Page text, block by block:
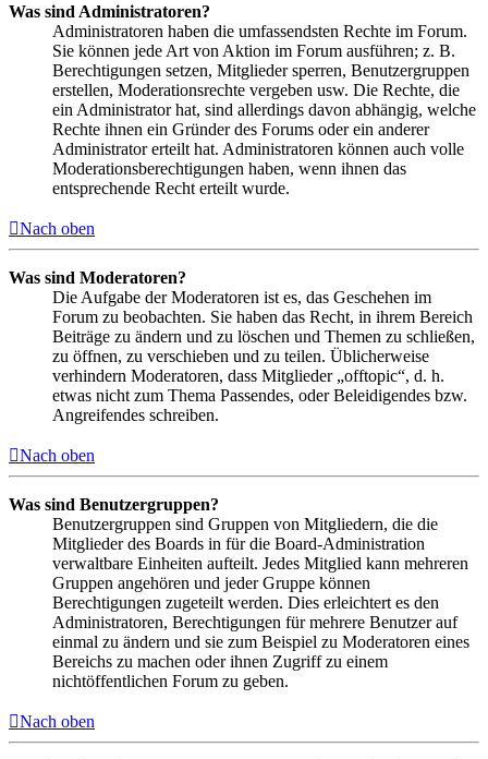
Was sind Administratoren?
Administratoren haben die umfassendsten Rechte im Forum.
Sie können jede Art von Aktion im Forum ausführen; z. B.
Berechtigungen setzen, Mitglieder sperren, Benutzergruppen
erstellen, Moderationsrechte vergeben usw. Die Rechte, die
ein Administrator hat, sind allerdings davon abhängig, welche
Rechte ihnen ein Gründer des Forums oder ein anderer
Administrator erteilt hat. Administratoren können auch volle
Moderationsberechtigungen haben, wenn ihnen das
entsprechende Recht erteilt wurde.
Nach oben
Was sind Moderatoren?
Die Aufgabe der Moderatoren ist es, das Geschehen im
Forum zu beobachten. Sie haben das Recht, in ihrem Bereich
Beiträge zu ändern und zu löschen und Themen zu schließen,
zu öffnen, zu verschieben und zu teilen. Üblicherweise
verhindern Moderatoren, dass Mitglieder „offtopic“, d. h.
etwas nicht zum Thema Passendes, oder Beleidigendes bzw.
Angreifendes schreiben.
Nach oben
Was sind Benutzergruppen?
Benutzergruppen sind Gruppen von Mitgliedern, die die
Mitglieder des Boards in für die Board-Administration
verwaltbare Einheiten aufteilt. Jedes Mitglied kann mehreren
Gruppen angehören und jeder Gruppe können
Berechtigungen zugeteilt werden. Dies erleichtert es den
Administratoren, Berechtigungen für mehrere Benutzer auf
einmal zu ändern und sie zum Beispiel zu Moderatoren eines
Bereichs zu machen oder ihnen Zugriff zu einem
nichtöffentlichen Forum zu geben.
Nach oben